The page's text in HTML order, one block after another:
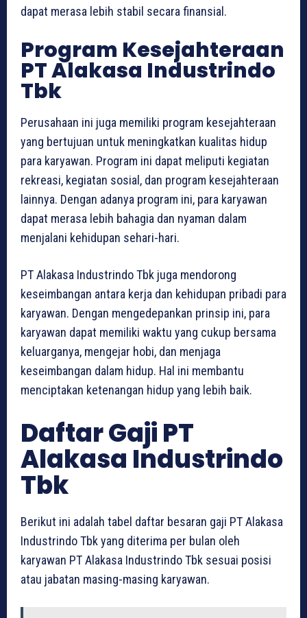
dapat merasa lebih stabil secara finansial.
Program Kesejahteraan
PT Alakasa Industrindo
Tbk
Perusahaan ini juga memiliki program kesejahteraan
yang bertujuan untuk meningkatkan kualitas hidup
para karyawan. Program ini dapat meliputi kegiatan
rekreasi, kegiatan sosial, dan program kesejahteraan
lainnya. Dengan adanya program ini, para karyawan
dapat merasa lebih bahagia dan nyaman dalam
menjalani kehidupan sehari-hari.
PT Alakasa Industrindo Tbk juga mendorong
keseimbangan antara kerja dan kehidupan pribadi para
karyawan. Dengan mengedepankan prinsip ini, para
karyawan dapat memiliki waktu yang cukup bersama
keluarganya, mengejar hobi, dan menjaga
keseimbangan dalam hidup. Hal ini membantu
menciptakan ketenangan hidup yang lebih baik.
Daftar Gaji PT
Alakasa Industrindo
Tbk
Berikut ini adalah tabel daftar besaran gaji PT Alakasa
Industrindo Tbk yang diterima per bulan oleh
karyawan PT Alakasa Industrindo Tbk sesuai posisi
atau jabatan masing-masing karyawan.